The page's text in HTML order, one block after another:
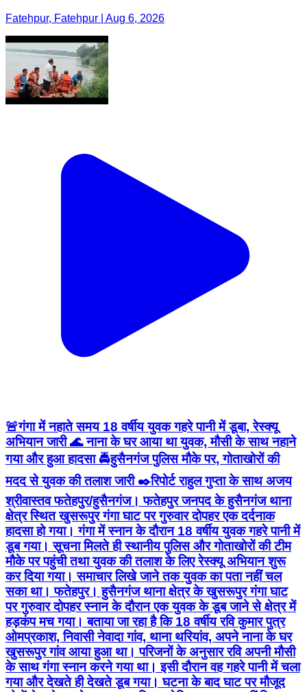
Fatehpur, Fatehpur | Aug 6, 2026
🚨गंगा में नहाते समय 18 वर्षीय युवक गहरे पानी में डूबा, रेस्क्यू
अभियान जारी 🌊 नाना के घर आया था युवक, मौसी के साथ नहाने
गया और हुआ हादसा 🚔हुसैनगंज पुलिस मौके पर, गोताखोरों की
मदद से युवक की तलाश जारी ✒️रिपोर्ट राहुल गुप्ता के साथ अजय
श्रीवास्तव फतेहपुर/हुसैनगंज। फतेहपुर जनपद के हुसैनगंज थाना
क्षेत्र स्थित खुसरूपुर गंगा घाट पर गुरुवार दोपहर एक दर्दनाक
हादसा हो गया। गंगा में स्नान के दौरान 18 वर्षीय युवक गहरे पानी में
डूब गया। सूचना मिलते ही स्थानीय पुलिस और गोताखोरों की टीम
मौके पर पहुंची तथा युवक की तलाश के लिए रेस्क्यू अभियान शुरू
कर दिया गया। समाचार लिखे जाने तक युवक का पता नहीं चल
सका था। फतेहपुर। हुसैनगंज थाना क्षेत्र के खुसरूपुर गंगा घाट
पर गुरुवार दोपहर स्नान के दौरान एक युवक के डूब जाने से क्षेत्र में
हड़कंप मच गया। बताया जा रहा है कि 18 वर्षीय रवि कुमार पुत्र
ओमप्रकाश, निवासी नेवादा गांव, थाना थरियांव, अपने नाना के घर
खुसरूपुर गांव आया हुआ था। परिजनों के अनुसार रवि अपनी मौसी
के साथ गंगा स्नान करने गया था। इसी दौरान वह गहरे पानी में चला
गया और देखते ही देखते डूब गया। घटना के बाद घाट पर मौजूद